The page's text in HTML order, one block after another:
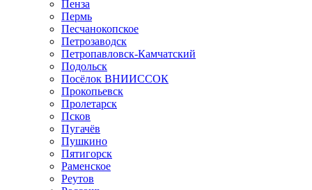
Пенза
Пермь
Песчанокопское
Петрозаводск
Петропавловск-Камчатский
Подольск
Посёлок ВНИИССОК
Прокопьевск
Пролетарск
Псков
Пугачёв
Пушкино
Пятигорск
Раменское
Реутов